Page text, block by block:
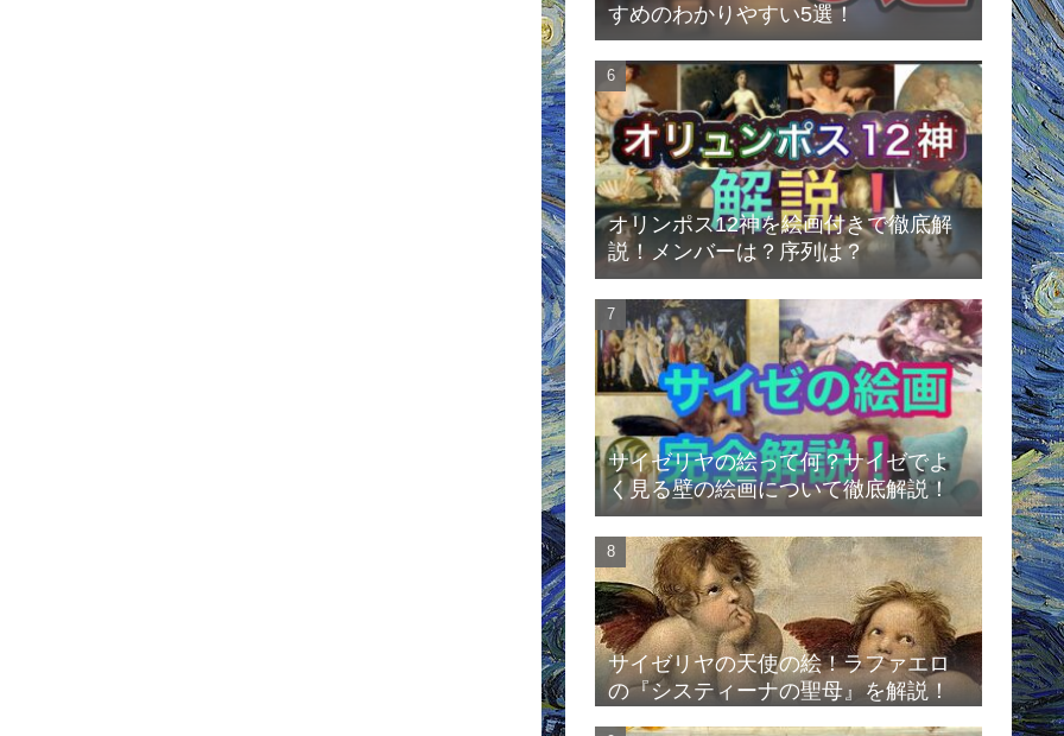
すめのわかりやすい5選！
オリンポス12神を絵画付きで徹底解
説！メンバーは？序列は？
サイゼリヤの絵って何？サイゼでよ
く見る壁の絵画について徹底解説！
サイゼリヤの天使の絵！ラファエロ
の『システィーナの聖母』を解説！